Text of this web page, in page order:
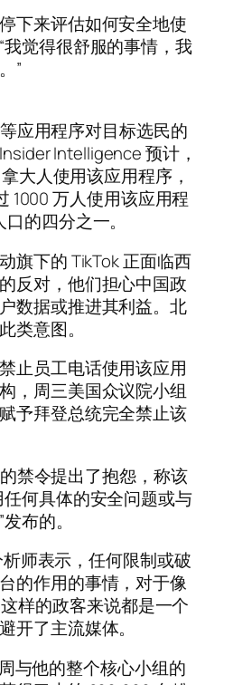
下来评估如何安全地使
我觉得很舒服的事情，我
”
应用程序对目标选民的
Intelligence 预计，
大人使用该应用程序，
1000 万人使用该应用程
的四分之一。
旗下的 TikTok 正面临西
反对，他们担心中国政
数据或推进其利益。北
类意图。
止员工电话使用该应用
，周三美国众议院小组
予拜登总统完全禁止该
禁令提出了抱怨，称该
何具体的安全问题或与
布的。
师表示，任何限制或破
的作用的事情，对于像
样的政客来说都是一个
开了主流媒体。
与他的整个核心小组的